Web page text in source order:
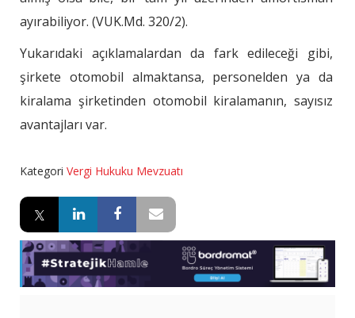
ayırabiliyor. (VUK.Md. 320/2).
Yukarıdaki açıklamalardan da fark edileceği gibi,
şirkete otomobil almaktansa, personelden ya da
kiralama şirketinden otomobil kiralamanın, sayısız
avantajları var.
Kategori Vergi Hukuku Mevzuatı